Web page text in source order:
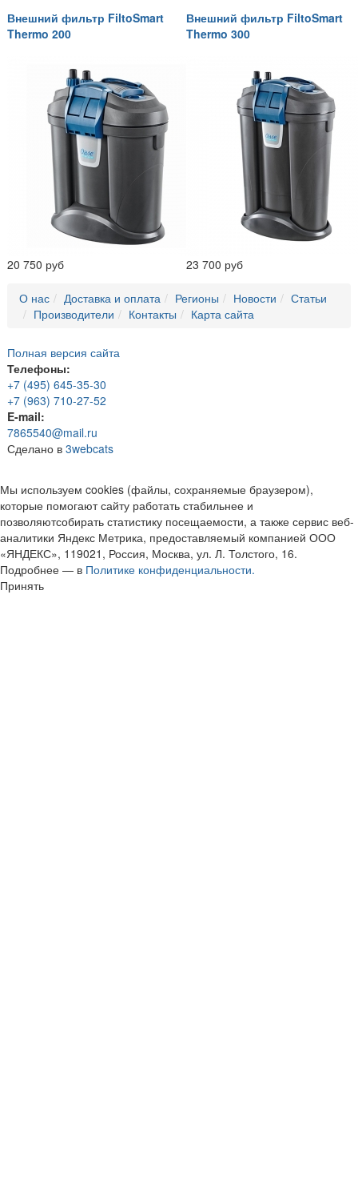
Внешний фильтр FiltoSmart
Thermo 200
20 750 руб
Внешний фильтр FiltoSmart
Thermo 300
23 700 руб
О нас Доставка и оплата Регионы Новости
Статьи
Производители
Контакты Карта сайта
Полная версия сайта
Телефоны:
+7 (495) 645-35-30
+7 (963) 710-27-52
E-mail:
7865540@mail.ru
Сделано в 3webcats
Мы используем cookies (файлы, сохраняемые браузером),
которые помогают сайту работать стабильнее и
позволяютсобирать статистику посещаемости, а также сервис веб-
аналитики Яндекс Метрика, предоставляемый компанией ООО
«ЯНДЕКС», 119021, Россия, Москва, ул. Л. Толстого, 16.
Подробнее — в Политике конфиденциальности.
Принять